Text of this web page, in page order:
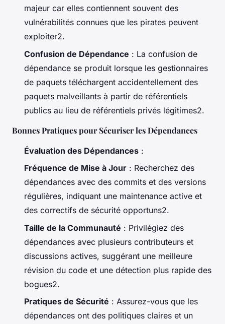
majeur car elles contiennent souvent des
vulnérabilités connues que les pirates peuvent
exploiter2.
Confusion de Dépendance : La confusion de
dépendance se produit lorsque les gestionnaires
de paquets téléchargent accidentellement des
paquets malveillants à partir de référentiels
publics au lieu de référentiels privés légitimes2.
Bonnes Pratiques pour Sécuriser les Dépendances
Évaluation des Dépendances :
Fréquence de Mise à Jour : Recherchez des
dépendances avec des commits et des versions
régulières, indiquant une maintenance active et
des correctifs de sécurité opportuns2.
Taille de la Communauté : Privilégiez des
dépendances avec plusieurs contributeurs et
discussions actives, suggérant une meilleure
révision du code et une détection plus rapide des
bogues2.
Pratiques de Sécurité : Assurez-vous que les
dépendances ont des politiques claires et un